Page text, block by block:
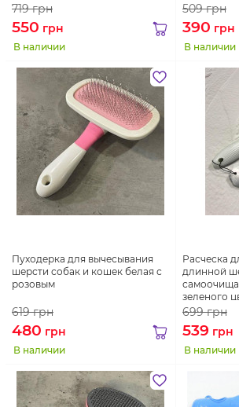
719грн
550 грн
В наличии
509грн
390 грн
В наличии
Пуходерка для вычесывания
шерсти собак и кошек белая с
розовым
619грн
480 грн
В наличии
Расческа
длинной
зеленого
699грн
539 грн
В наличии